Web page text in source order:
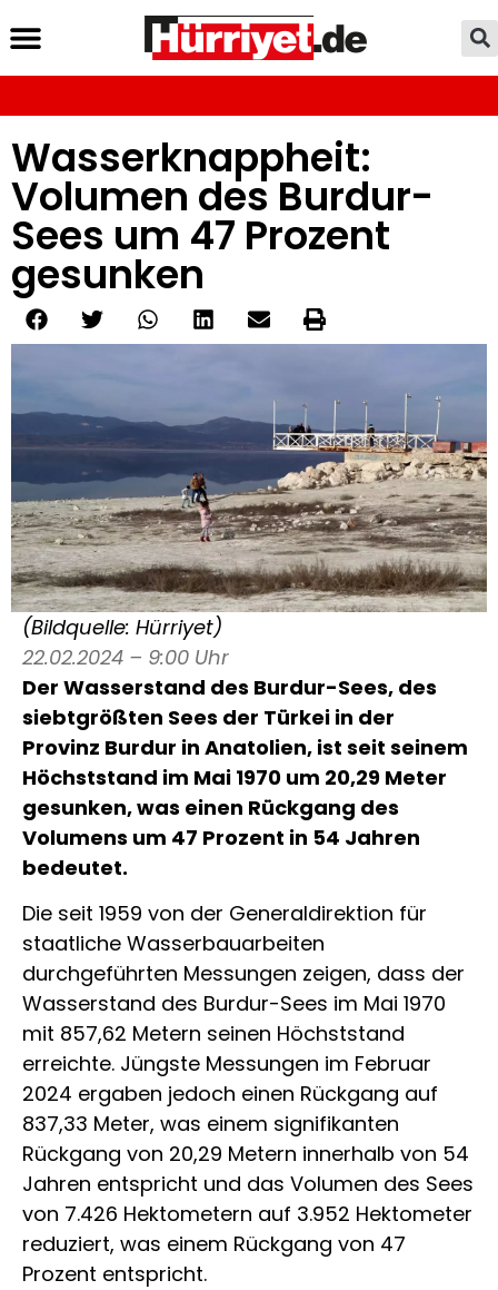
Wasserknappheit:
Volumen des Burdur-
Sees um 47 Prozent
gesunken
(Bildquelle: Hürriyet)
22.02.2024 – 9:00 Uhr
Der Wasserstand des Burdur-Sees, des
siebtgrößten Sees der Türkei in der
Provinz Burdur in Anatolien, ist seit seinem
Höchststand im Mai 1970 um 20,29 Meter
gesunken, was einen Rückgang des
Volumens um 47 Prozent in 54 Jahren
bedeutet.
Die seit 1959 von der Generaldirektion für
staatliche Wasserbauarbeiten
durchgeführten Messungen zeigen, dass der
Wasserstand des Burdur-Sees im Mai 1970
mit 857,62 Metern seinen Höchststand
erreichte. Jüngste Messungen im Februar
2024 ergaben jedoch einen Rückgang auf
837,33 Meter, was einem signifikanten
Rückgang von 20,29 Metern innerhalb von 54
Jahren entspricht und das Volumen des Sees
von 7.426 Hektometern auf 3.952 Hektometer
reduziert, was einem Rückgang von 47
Prozent entspricht.